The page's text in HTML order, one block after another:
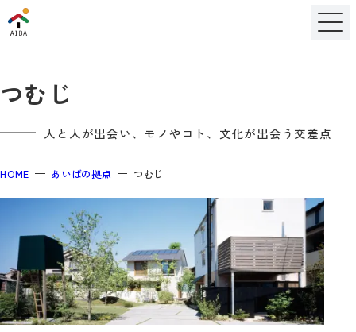
つむじ
人と人が出会い、モノやコト、文化が出会う交差点
HOME あいばの拠点 つむじ